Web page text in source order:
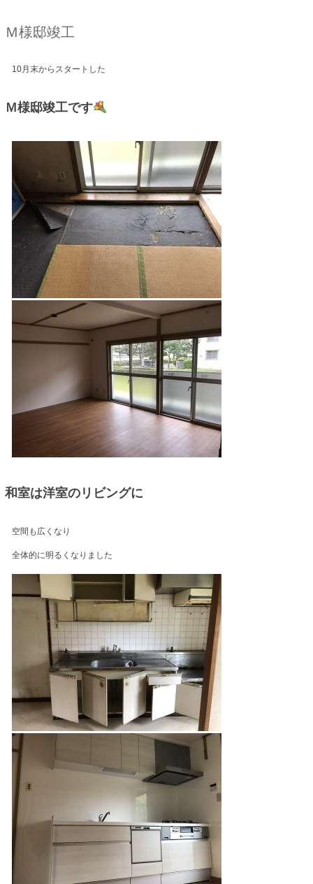
Ｍ様邸竣工
10月末からスタートした
Ｍ様邸竣工です
和室は洋室のリビングに
空間も広くなり
全体的に明るくなりました